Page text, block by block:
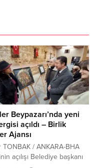
Beypazarı’nda yeni
açıldı – Birlik
Ajansı
TONBAK / ANKARA-BHA
açılışı Belediye başkanı